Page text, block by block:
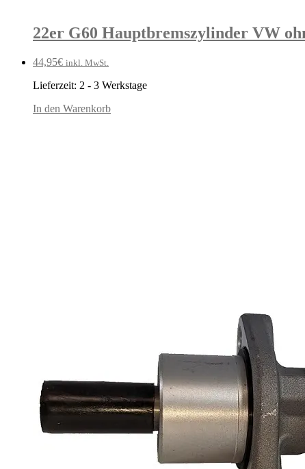
22er G60 Hauptbremszylinder VW
44,95€ inkl. MwSt.
Lieferzeit: 2 - 3 Werkstage
In den Warenkorb